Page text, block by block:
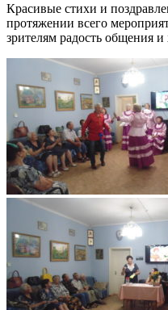
Красивые стихи и
протяжении всего
зрителям радость общения